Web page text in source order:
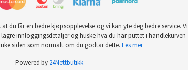
du får en bedre kjøpsopplevelse og vi kan yte deg bedre service. Vi
innloggingsdetaljer og huske hva du har puttet i handlekurven
siden som normalt om du godtar dette. Les mer
Powered by 24Nettbutikk